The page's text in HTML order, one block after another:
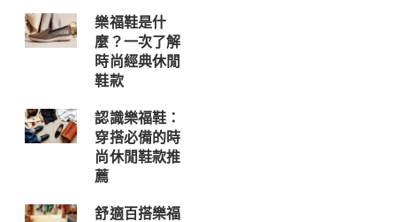
樂福鞋是什
麼？一次了解
時尚經典休閒
鞋款
認識樂福鞋：
穿搭必備的時
尚休閒鞋款推
薦
舒適百搭樂福